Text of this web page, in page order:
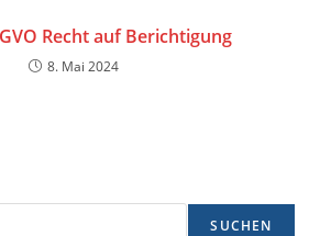
Recht auf Berichtigung
8. Mai 2024
SUCHEN